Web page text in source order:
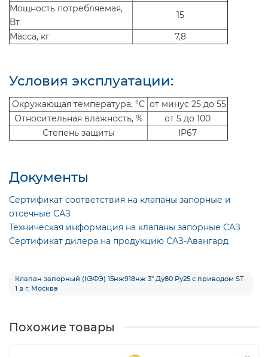
Мощность потребляемая,
Вт
15
Масса, кг
7,8
Условия эксплуатации:
Окружающая температура, °С от минус 25 до 55
Относительная влажность, %
от 5 до 100
Степень защиты
IP67
Документы
Сертификат соответствия на клапаны запорные и
отсечные САЗ
Техническая информация на клапаны запорные САЗ
Сертификат дилера на продукцию САЗ-Авангард
Клапан запорный (КЗФЭ) 15нж918нж 3″ Ду80 Ру25 с приводом ST
1 в г. Москва
Похожие товары